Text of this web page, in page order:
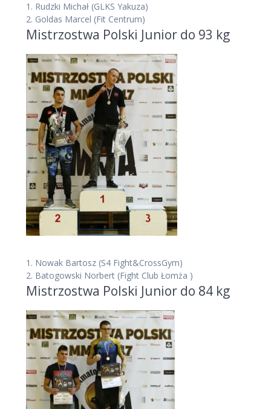
1. Rudzki Michał (GLKS Yakuza)
2. Goldas Marcel (Fit Centrum)
Mistrzostwa Polski Junior do 93 kg
1. Nowak Bartosz (S4 Fight&CrossGym)
2. Batogowski Norbert (Fight Club Łomża )
Mistrzostwa Polski Junior do 84 kg